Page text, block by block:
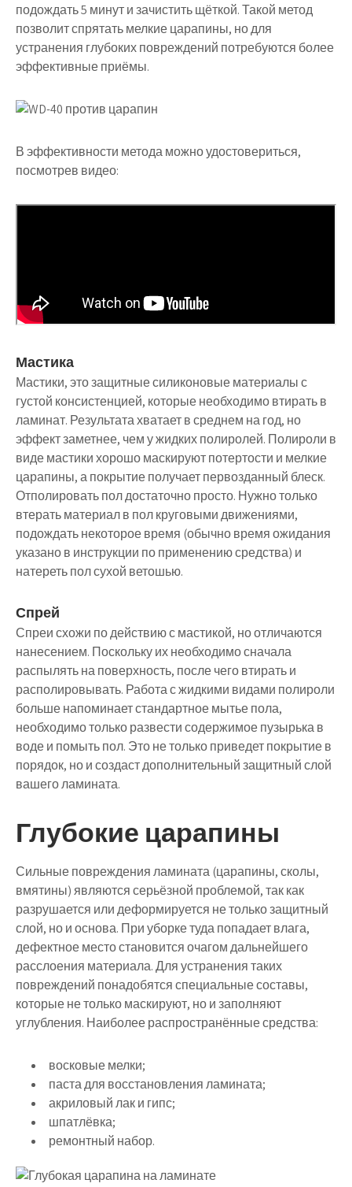
подождать 5 минут и зачистить щёткой. Такой метод
позволит спрятать мелкие царапины, но для
устранения глубоких повреждений потребуются более
эффективные приёмы.
В эффективности метода можно удостовериться,
посмотрев видео:
Мастика
Мастики, это защитные силиконовые материалы с
густой консистенцией, которые необходимо втирать в
ламинат. Результата хватает в среднем на год, но
эффект заметнее, чем у жидких полиролей. Полироли в
виде мастики хорошо маскируют потертости и мелкие
царапины, а покрытие получает первозданный блеск.
Отполировать пол достаточно просто. Нужно только
втерать материал в пол круговыми движениями,
подождать некоторое время (обычно время ожидания
указано в инструкции по применению средства) и
натереть пол сухой ветошью.
Спрей
Спреи схожи по действию с мастикой, но отличаются
нанесением. Поскольку их необходимо сначала
распылять на поверхность, после чего втирать и
располировывать. Работа с жидкими видами полироли
больше напоминает стандартное мытье пола,
необходимо только развести содержимое пузырька в
воде и помыть пол. Это не только приведет покрытие в
порядок, но и создаст дополнительный защитный слой
вашего ламината.
Глубокие царапины
Сильные повреждения ламината (царапины, сколы,
вмятины) являются серьёзной проблемой, так как
разрушается или деформируется не только защитный
слой, но и основа. При уборке туда попадает влага,
дефектное место становится очагом дальнейшего
расслоения материала. Для устранения таких
повреждений понадобятся специальные составы,
которые не только маскируют, но и заполняют
углубления. Наиболее распространённые средства:
восковые мелки;
паста для восстановления ламината;
акриловый лак и гипс;
шпатлёвка;
ремонтный набор.